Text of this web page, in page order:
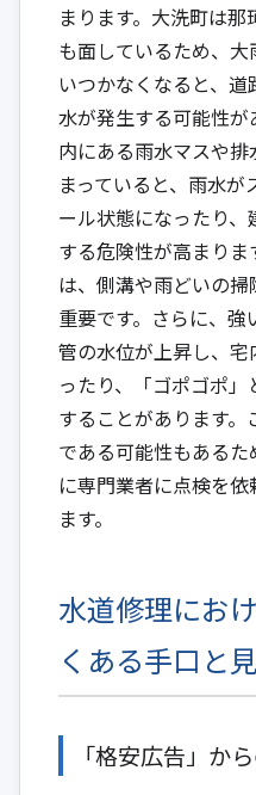
まります。大洗町は
も面しているため、
いつかなくなると、
水が発生する可能性
内にある雨水マスや
まっていると、雨水
ール状態になったり
する危険性が高まり
は、側溝や雨どいの
重要です。さらに、
管の水位が上昇し、
ったり、「ゴポゴポ
することがあります
である可能性もある
に専門業者に点検を
ます。
水道修理にお
くある手口と
「格安広告」か